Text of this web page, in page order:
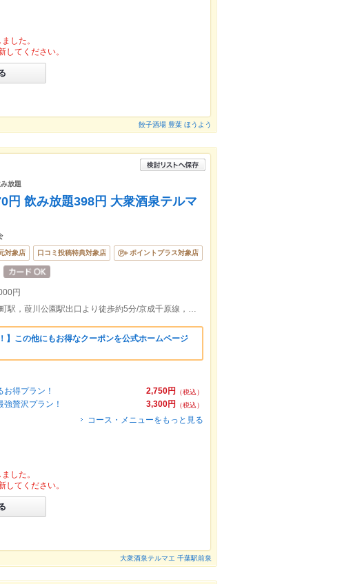
した。
してください。
餃子酒場 豊葉 ほうよう
放題
円 飲み放題398円 大衆酒泉テルマ
対象店 口コミ投稿特典対象店 ポイントプラス対象店
円
千葉都市モノレール１号線 栄町駅，葭川公園駅出口より徒歩約5分/京成千原線，京成千葉線千葉中央駅西口より徒歩約7分
】この他にもお得なクーポンを公式ホームページ
2,750円
（税込）
得プラン！
3,300円
（税込）
贅沢プラン！
コース・メニューをもっと見る
した。
してください。
大衆酒泉テルマエ 千葉駅前泉